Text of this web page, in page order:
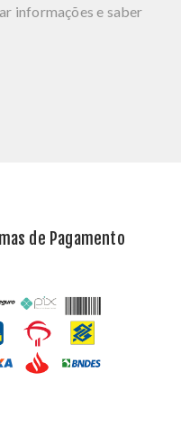
informações e saber
de Pagamento